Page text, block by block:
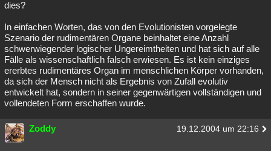
dies?
In einfachen Worten, das von den Evolutionisten vorgelegte
Szenario der rudimentären Organe beinhaltet eine Anzahl
schwerwiegender logischer Ungereimtheiten und hat sich auf alle
Fälle als wissenschaftlich falsch erwiesen. Es ist kein einziges
ererbtes rudimentäres Organ im menschlichen Körper vorhanden,
da sich der Mensch nicht als Ergebnis von Zufall evolutiv
entwickelt hat, sondern in seiner gegenwärtigen vollständigen und
vollendeten Form erschaffen wurde.
Zoddy 19.12.2004 um 22:16